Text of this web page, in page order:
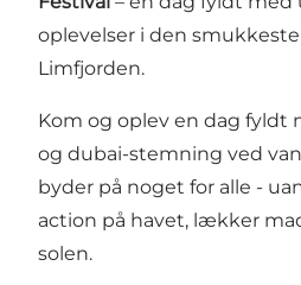
oplevelser i den
Limfjorden.
Kom og oplev en dag fyldt
og dubai-stemning ved
byder på noget for alle -
action på havet, lækker
solen.